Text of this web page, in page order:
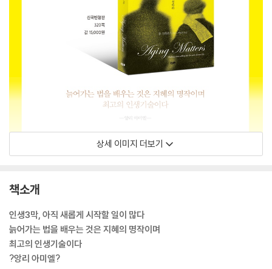
상세 이미지 더보기
책소개
인생3막, 아직 새롭게 시작할 일이 많다
늙어가는 법을 배우는 것은 지혜의 명작이며
최고의 인생기술이다
?앙리 아미엘?